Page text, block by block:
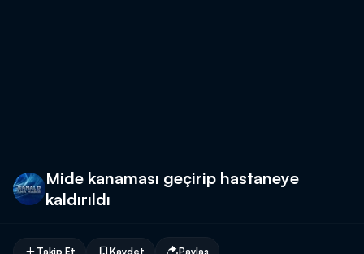
Mide kanaması geçirip hastaneye
kaldırıldı
Takip Et Kaydet Paylaş